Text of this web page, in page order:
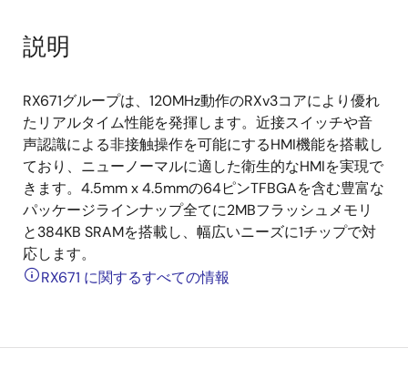
説明
RX671グループは、120MHz動作のRXv3コアにより優れ
たリアルタイム性能を発揮します。近接スイッチや音
声認識による非接触操作を可能にするHMI機能を搭載し
ており、ニューノーマルに適した衛生的なHMIを実現で
きます。4.5mm x 4.5mmの64ピンTFBGAを含む豊富な
パッケージラインナップ全てに2MBフラッシュメモリ
と384KB SRAMを搭載し、幅広いニーズに1チップで対
応します。
RX671 に関するすべての情報